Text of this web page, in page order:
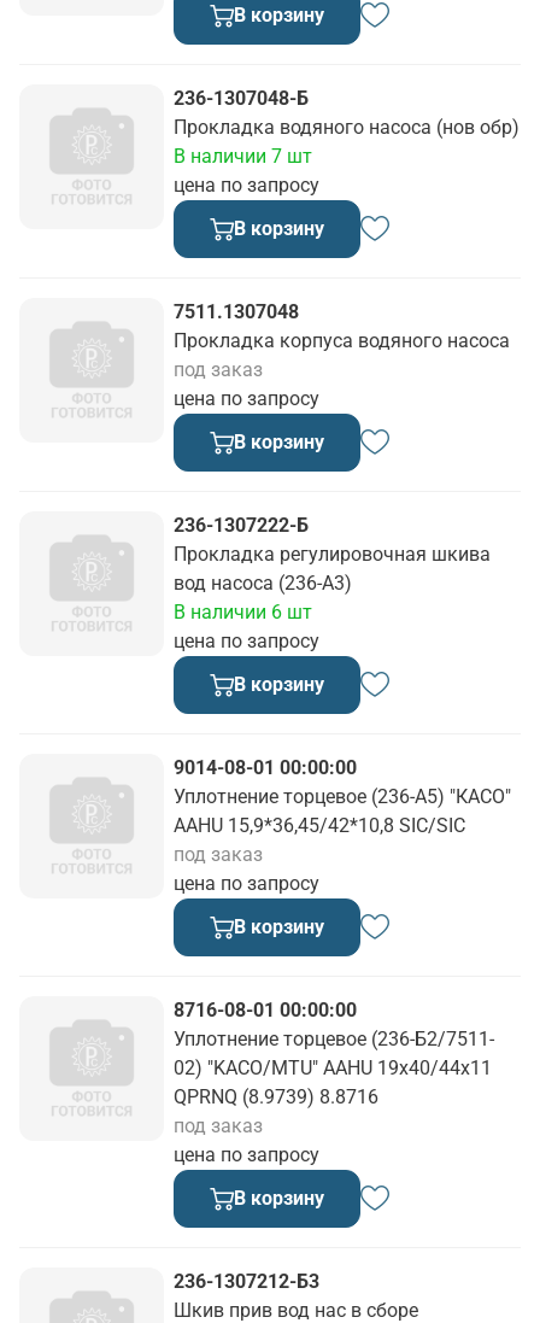
В корзину
236-1307048-Б
Прокладка водяного насоса (нов обр)
цена по запросу
В наличии 7 шт
В корзину
7511.1307048
Прокладка корпуса водяного насоса
цена по запросу
под заказ
В корзину
236-1307222-Б
Прокладка регулировочная шкива
вод насоса (236-А3)
цена по запросу
В наличии 6 шт
В корзину
9014-08-01 00:00:00
Уплотнение торцевое (236-А5) "КАСО"
AAHU 15,9*36,45/42*10,8 SIC/SIC
цена по запросу
под заказ
В корзину
8716-08-01 00:00:00
Уплотнение торцевое (236-Б2/7511-
02) "KACO/MTU" AAHU 19x40/44x11
QPRNQ (8.9739) 8.8716
цена по запросу
под заказ
В корзину
236-1307212-Б3
Шкив прив вод нас в сборе